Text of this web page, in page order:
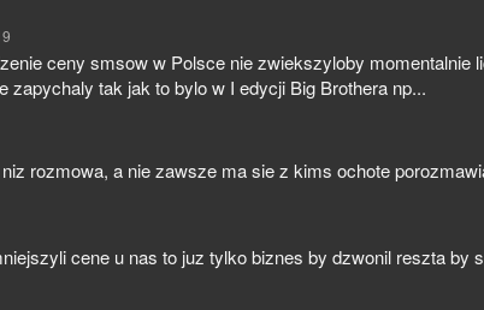
ceny smsow w Polsce nie zwiekszyloby momentalnie
zapychaly tak jak to bylo w I edycji Big Brothera np...
rozmowa, a nie zawsze ma sie z kims ochote
cene u nas to juz tylko biznes by dzwonil reszta by